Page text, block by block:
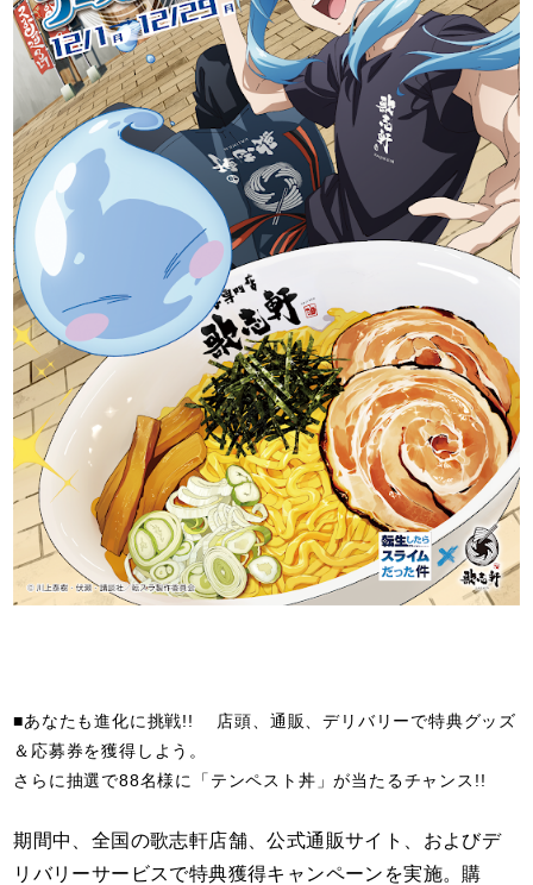
■あなたも進化に挑戦!! 店頭、通販、デリバリーで特典グッズ
＆応募券を獲得しよう。
さらに抽選で88名様に「テンペスト丼」が当たるチャンス!!
期間中、全国の歌志軒店舗、公式通販サイト、およびデ
リバリーサービスで特典獲得キャンペーンを実施。購